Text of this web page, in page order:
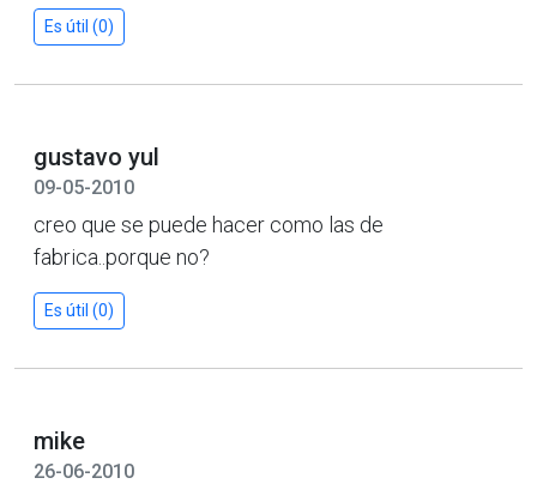
Es útil (0)
gustavo yul
09-05-2010
creo que se puede hacer como las de
fabrica..porque no?
Es útil (0)
mike
26-06-2010